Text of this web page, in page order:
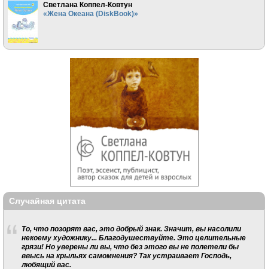
Светлана Коппел-Ковтун
«Жена Океана (DiskBook)»
Случайная цитата
То, что позорят вас, это добрый знак. Значит, вы насолили
некоему художнику... Благодушествуйте. Это целительные
грязи! Но уверены ли вы, что без этого вы не полетели бы
ввысь на крыльях самомнения? Так устраивает Господь,
любящий вас.